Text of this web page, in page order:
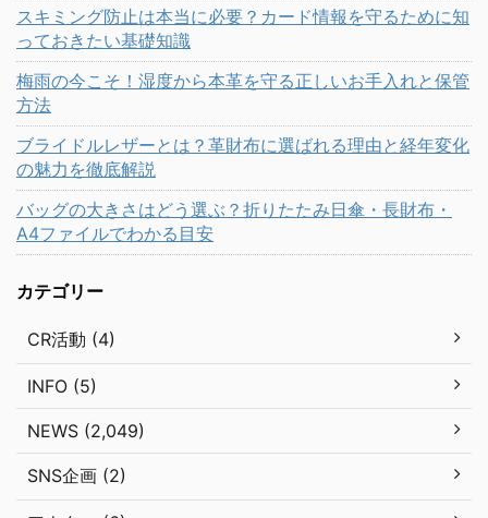
スキミング防止は本当に必要？カード情報を守るために知
っておきたい基礎知識
梅雨の今こそ！湿度から本革を守る正しいお手入れと保管
方法
ブライドルレザーとは？革財布に選ばれる理由と経年変化
の魅力を徹底解説
バッグの大きさはどう選ぶ？折りたたみ日傘・長財布・
A4ファイルでわかる目安
カテゴリー
CR活動 (4)
INFO (5)
NEWS (2,049)
SNS企画 (2)